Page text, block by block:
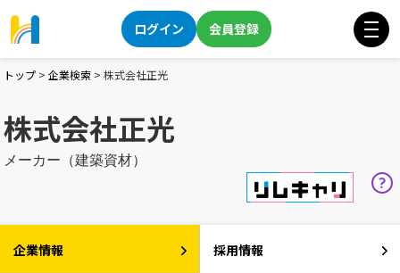
ログイン 会員登録
トップ > 企業検索 > 株式会社正光
株式会社正光
メーカー（建築資材）
企業情報 採用情報